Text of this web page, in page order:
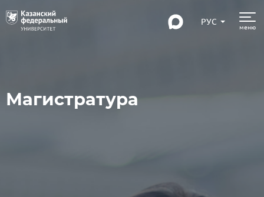
РУС
меню
Магистратура